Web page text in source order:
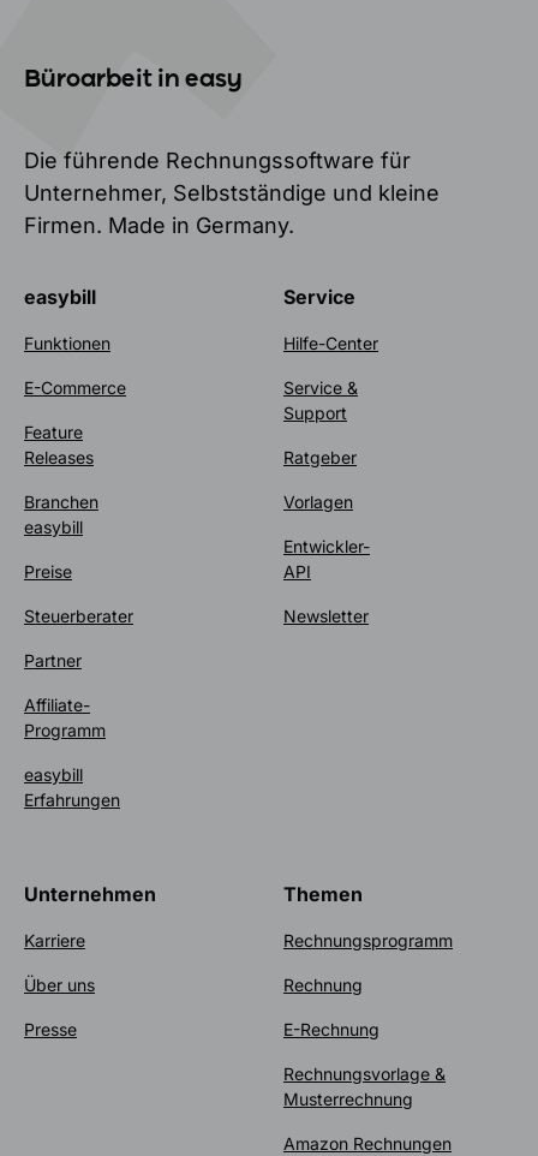
Büroarbeit in easy
Die führende Rechnungssoftware für
Unternehmer, Selbstständige und kleine
Firmen. Made in Germany.
easybill
Funktionen
E-Commerce
Feature
Releases
Branchen
easybill
Preise
Steuerberater
Partner
Affiliate-
Programm
easybill
Erfahrungen
Service
Hilfe-Center
Service &
Support
Ratgeber
Vorlagen
Entwickler-
API
Newsletter
Unternehmen
Karriere
Über uns
Presse
Themen
Rechnungsprogramm
Rechnung
E-Rechnung
Rechnungsvorlage &
Musterrechnung
Amazon Rechnungen